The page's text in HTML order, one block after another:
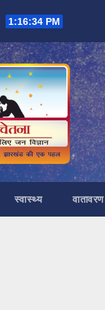
1:16:35 PM
स्वास्थ्य वातावरण